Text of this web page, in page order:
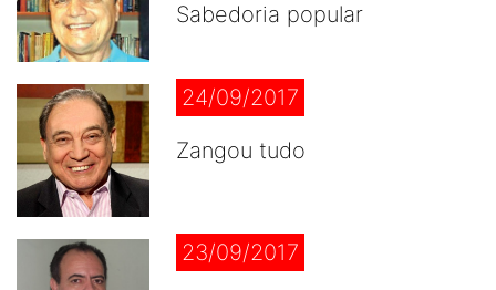
Sabedoria popular
24/09/2017
Zangou tudo
23/09/2017